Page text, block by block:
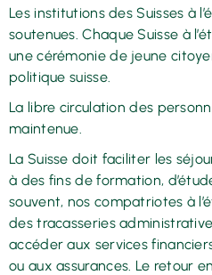
Les institutions des Suisses à
soutenues. Chaque Suisse à
une cérémonie de jeune
politique suisse.
La libre circulation des
maintenue.
La Suisse doit faciliter les
à des fins de formation,
souvent, nos compatriotes à
des tracasseries
accéder aux services
ou aux assurances. Le retour en